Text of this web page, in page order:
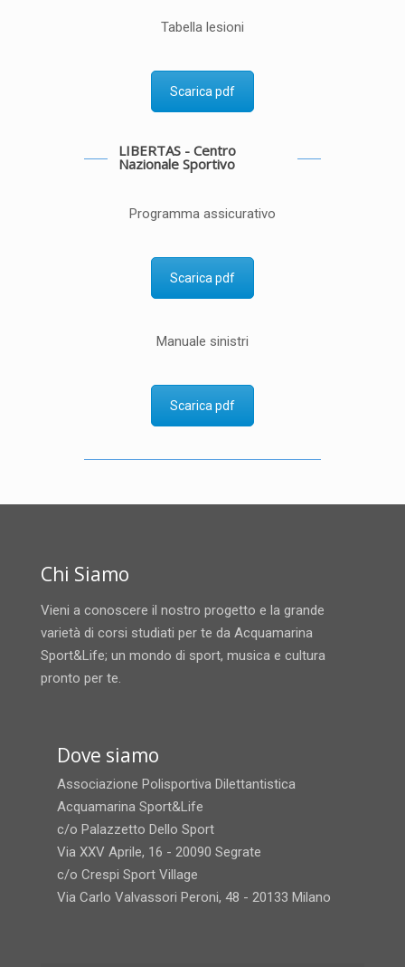
Tabella lesioni
Scarica pdf
LIBERTAS - Centro
Nazionale Sportivo
Programma assicurativo
Scarica pdf
Manuale sinistri
Scarica pdf
Chi Siamo
Vieni a conoscere il nostro progetto e la grande
varietà di corsi studiati per te da Acquamarina
Sport&Life; un mondo di sport, musica e cultura
pronto per te.
Dove siamo
Associazione Polisportiva Dilettantistica
Acquamarina Sport&Life
c/o Palazzetto Dello Sport
Via XXV Aprile, 16 - 20090 Segrate
c/o Crespi Sport Village
Via Carlo Valvassori Peroni, 48 - 20133 Milano